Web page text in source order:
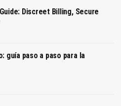
Discreet Billing, Secure
guía paso a paso para la